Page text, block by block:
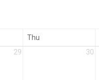
Thu
29 30